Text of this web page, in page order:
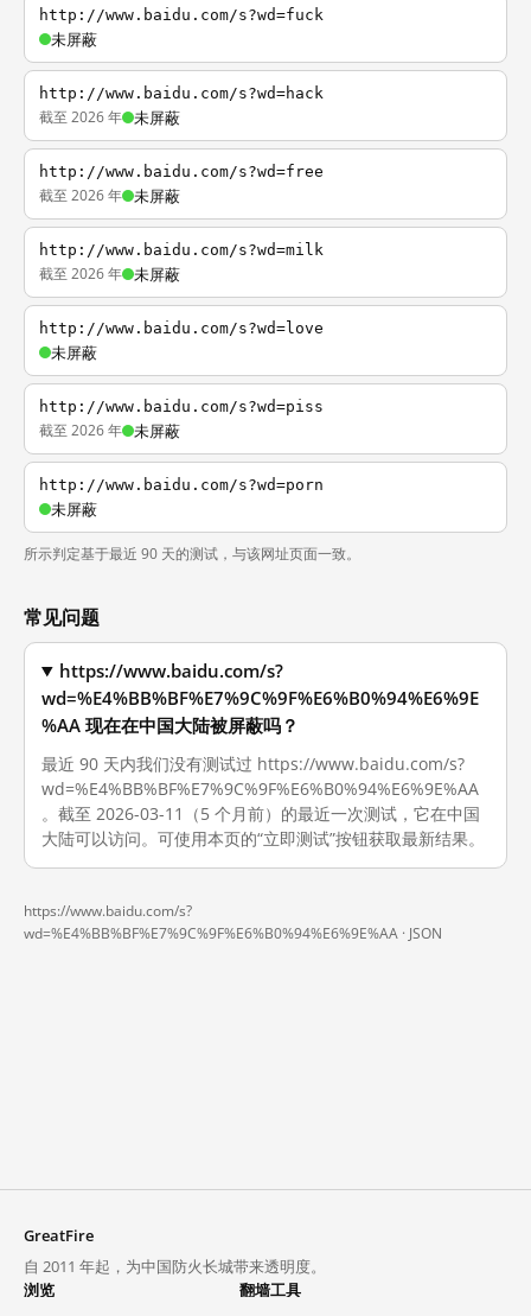
http://www.baidu.com/s?wd=fuck
未屏蔽
http://www.baidu.com/s?wd=hack
截至 2026 年 未屏蔽
http://www.baidu.com/s?wd=free
截至 2026 年 未屏蔽
http://www.baidu.com/s?wd=milk
截至 2026 年 未屏蔽
http://www.baidu.com/s?wd=love
未屏蔽
http://www.baidu.com/s?wd=piss
截至 2026 年 未屏蔽
http://www.baidu.com/s?wd=porn
未屏蔽
所示判定基于最近 90 天的测试，与该网址页面一致。
常见问题
https://www.baidu.com/s?
wd=%E4%BB%BF%E7%9C%9F%E6%B0%94%E6%9E
%AA 现在在中国大陆被屏蔽吗？
最近 90 天内我们没有测试过 https://www.baidu.com/s?
wd=%E4%BB%BF%E7%9C%9F%E6%B0%94%E6%9E%AA
。截至 2026-03-11（5 个月前）的最近一次测试，它在中国
大陆可以访问。可使用本页的“立即测试”按钮获取最新结果。
https://www.baidu.com/s?
wd=%E4%BB%BF%E7%9C%9F%E6%B0%94%E6%9E%AA · JSON
GreatFire
自 2011 年起，为中国防火长城带来透明度。
浏览
翻墙工具